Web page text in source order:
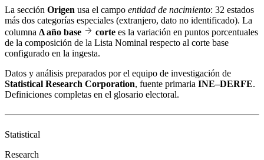
La sección Origen usa el campo entidad de nacimiento: 32 estados
más dos categorías especiales (extranjero, dato no identificado). La
columna Δ año base corte es la variación en puntos porcentuales
de la composición de la Lista Nominal respecto al corte base
configurado en la ingesta.
Datos y análisis preparados por el equipo de investigación de
Statistical Research Corporation, fuente primaria INE–DERFE.
Definiciones completas en el glosario electoral.
Statistical
Research